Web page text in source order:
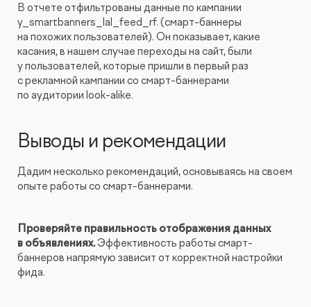
В отчете отфильтрованы данные по кампании
y_smartbanners_lal_feed_rf. (смарт-баннеры
на похожих пользователей). Он показывает, какие
касания, в нашем случае переходы на сайт, были
у пользователей, которые пришли в первый раз
с рекламной кампании со смарт-баннерами
по аудитории look-alike.
Выводы и рекомендации
Дадим несколько рекомендаций, основываясь на своем
опыте работы со смарт-баннерами.
Проверяйте правильность отображения данных
в объявлениях.Эффективность работы смарт-
баннеров напрямую зависит от корректной настройки
фида.